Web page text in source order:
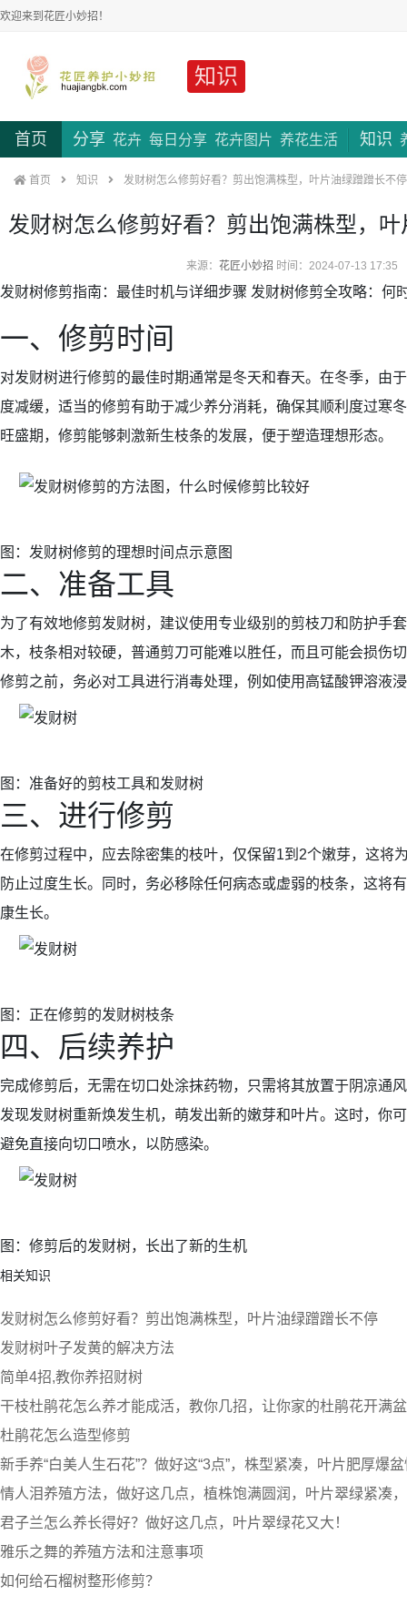
欢迎来到花匠小妙招！
知识
首页 分享 花卉 每日分享 花卉图片 养花生活 知识
首页 知识 发财树怎么修剪好看？剪出饱满株型，叶片油绿蹭蹭长不停
发财树怎么修剪好看？剪出饱满株型，
来源： 花匠小妙招 时间：2024-07-13 17:35
发财树修剪指南：最佳时机与详细步骤 发财树修剪全攻略：何
一、修剪时间
对发财树进行修剪的最佳时期通常是冬天和春天。在冬季，由
度减缓，适当的修剪有助于减少养分消耗，确保其顺利度过寒
旺盛期，修剪能够刺激新生枝条的发展，便于塑造理想形态。
图：发财树修剪的理想时间点示意图
二、准备工具
为了有效地修剪发财树，建议使用专业级别的剪枝刀和防护手
木，枝条相对较硬，普通剪刀可能难以胜任，而且可能会损伤
修剪之前，务必对工具进行消毒处理，例如使用高锰酸钾溶液
图：准备好的剪枝工具和发财树
三、进行修剪
在修剪过程中，应去除密集的枝叶，仅保留1到2个嫩芽，这将
防止过度生长。同时，务必移除任何病态或虚弱的枝条，这将
康生长。
图：正在修剪的发财树枝条
四、后续养护
完成修剪后，无需在切口处涂抹药物，只需将其放置于阴凉通
发现发财树重新焕发生机，萌发出新的嫩芽和叶片。这时，你
避免直接向切口喷水，以防感染。
图：修剪后的发财树，长出了新的生机
相关知识
发财树怎么修剪好看？剪出饱满株型，叶片油绿蹭蹭长不停
发财树叶子发黄的解决方法
简单4招,教你养招财树
干枝杜鹃花怎么养才能成活，教你几招，让你家的杜鹃花开满盆
杜鹃花怎么造型修剪
新手养“白美人生石花”？做好这“3点”，株型紧凑，叶片肥厚爆
情人泪养殖方法，做好这几点，植株饱满圆润，叶片翠绿紧凑
君子兰怎么养长得好？做好这几点，叶片翠绿花又大！
雅乐之舞的养殖方法和注意事项
如何给石榴树整形修剪？